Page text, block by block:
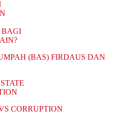
(BAS) FIRDAUS DAN
CORRUPTION